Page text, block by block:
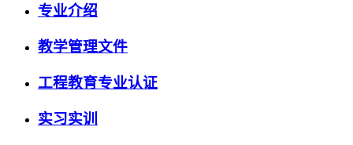
专业介绍
教学管理文件
工程教育专业认证
实习实训